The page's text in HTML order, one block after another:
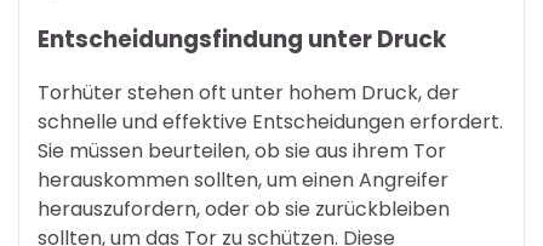
Entscheidungsfindung unter Druck
Torhüter stehen oft unter hohem Druck, der
schnelle und effektive Entscheidungen erfordert.
Sie müssen beurteilen, ob sie aus ihrem Tor
herauskommen sollten, um einen Angreifer
herauszufordern, oder ob sie zurückbleiben
sollten, um das Tor zu schützen. Diese